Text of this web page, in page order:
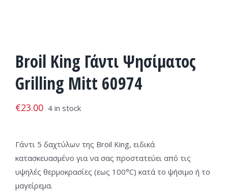
Broil King Γάντι Ψησίματος
Grilling Mitt 60974
€23.00 4 in stock
Γάντι 5 δαχτύλων της Broil King, ειδικά
κατασκευασμένο για να σας προστατεύει από τις
υψηλές θερμοκρασίες (εως 100°C) κατά το ψήσιμο ή το
μαγείρεμα.